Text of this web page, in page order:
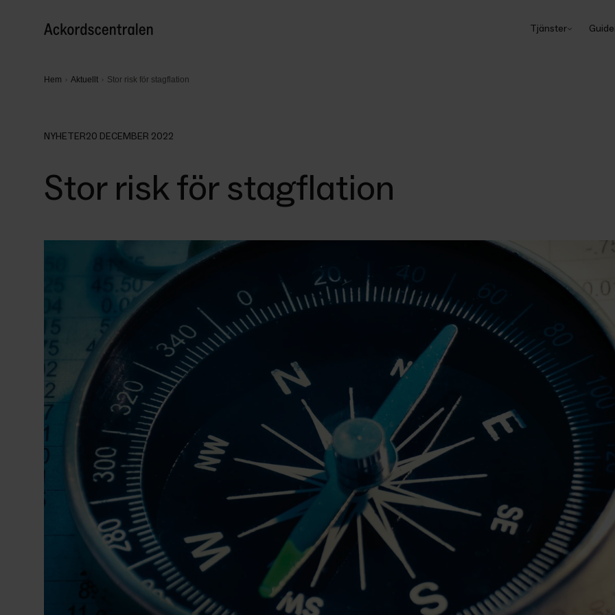
Tjänster
Hem Aktuellt Stor risk för stagflation
NYHETER20 DECEMBER 2022
Stor risk för stagflation